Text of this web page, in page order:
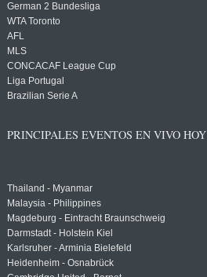
German 2 Bundesliga
WTA Toronto
AFL
MLS
CONCACAF League Cup
Liga Portugal
Brazilian Serie A
PRINCIPALES EVENTOS EN VIVO HOY
Thailand - Myanmar
Malaysia - Philippines
Magdeburg - Eintracht Braunschweig
Darmstadt - Holstein Kiel
Karlsruher - Arminia Bielefeld
Heidenheim - Osnabrück